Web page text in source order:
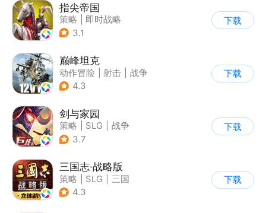
指尖帝国
策略
即时战略
| 中世纪
3.1
下载
巅峰坦克
动作冒险 射击
战争
| 战术竞技
4.3
下载
剑与家园
策略 SLG
战争
| 欧美风
3.7
下载
三国志·战略版
策略 SLG
三国
| 三国志
4.3
下载